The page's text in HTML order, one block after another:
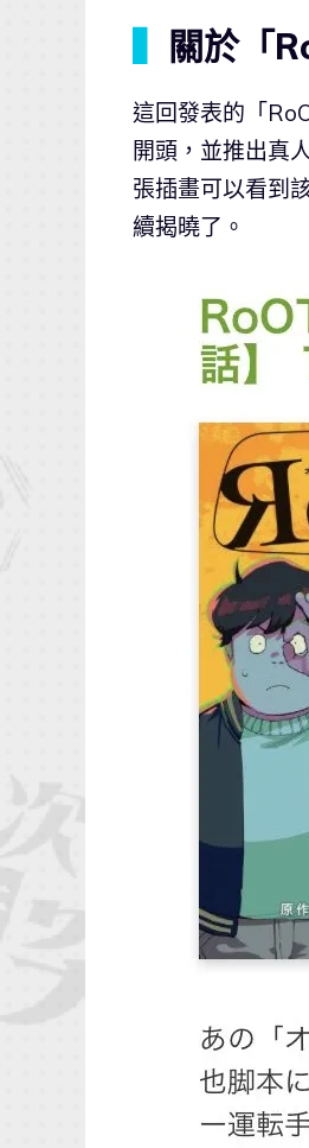
關於「
這回發表的「
開頭，並推出真
張插畫可以看到
續揭曉了。